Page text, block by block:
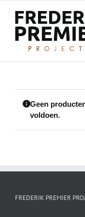
inhoud
Geen
voldoen.
FREDERIK PREMIER